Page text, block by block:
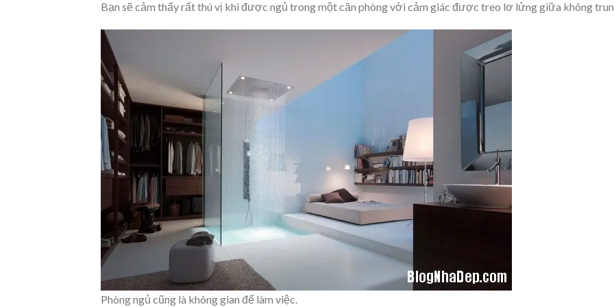
Bạn sẽ cảm thấy rất thú vị khi được ngủ trong một căn phòng với cảm giác được treo lơ lửng giữa không
Phòng ngủ cũng là không gian để làm việc.